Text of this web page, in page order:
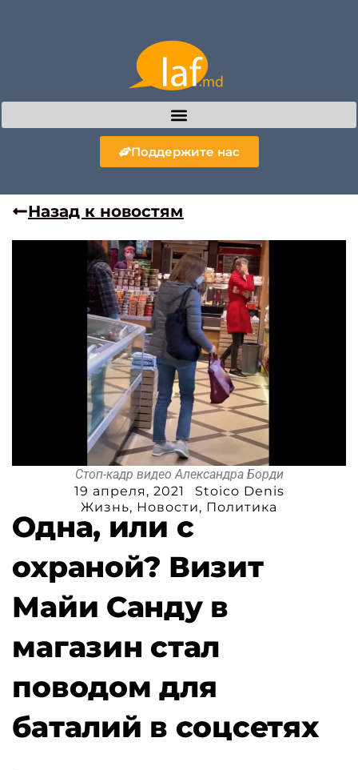
Поддержите нас
Назад к новостям
Стоп-кадр видео Александра Борди
19 апреля, 2021
Stoico Denis
Жизнь, Новости, Политика
Одна, или с
охраной? Визит
Майи Санду в
магазин стал
поводом для
баталий в соцсетях